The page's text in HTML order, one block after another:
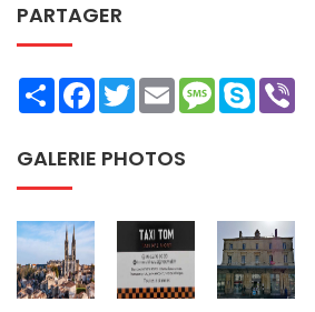
PARTAGER
ShareFacebookTwitterEmailMessage
Skype
GALERIE PHOTOS